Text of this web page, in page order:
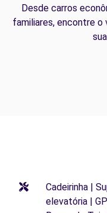
Desde carros
familiares, encontre
Cadeirinha |
elevatória |